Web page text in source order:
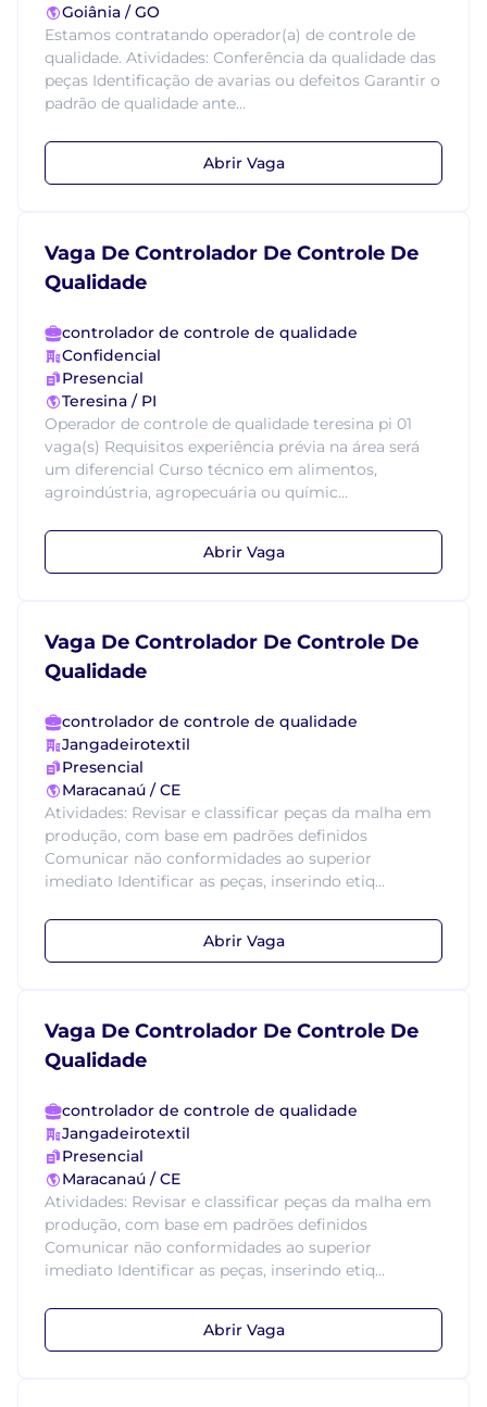
Goiânia / GO
Estamos contratando operador(a) de controle de
qualidade. Atividades: Conferência da qualidade das
peças Identificação de avarias ou defeitos Garantir o
padrão de qualidade ante...
Abrir Vaga
Vaga De Controlador De Controle De
Qualidade
controlador de controle de qualidade
Confidencial
Presencial
Teresina / PI
Operador de controle de qualidade teresina pi 01
vaga(s) Requisitos experiência prévia na área será
um diferencial Curso técnico em alimentos,
agroindústria, agropecuária ou químic...
Abrir Vaga
Vaga De Controlador De Controle De
Qualidade
controlador de controle de qualidade
Jangadeirotextil
Presencial
Maracanaú / CE
Atividades: Revisar e classificar peças da malha em
produção, com base em padrões definidos
Comunicar não conformidades ao superior
imediato Identificar as peças, inserindo etiq...
Abrir Vaga
Vaga De Controlador De Controle De
Qualidade
controlador de controle de qualidade
Jangadeirotextil
Presencial
Maracanaú / CE
Atividades: Revisar e classificar peças da malha em
produção, com base em padrões definidos
Comunicar não conformidades ao superior
imediato Identificar as peças, inserindo etiq...
Abrir Vaga